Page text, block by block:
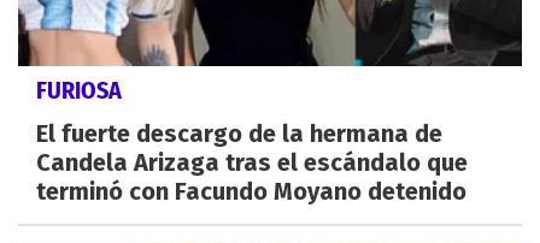
FURIOSA
El fuerte descargo de la hermana de
Candela Arizaga tras el escándalo que
terminó con Facundo Moyano detenido